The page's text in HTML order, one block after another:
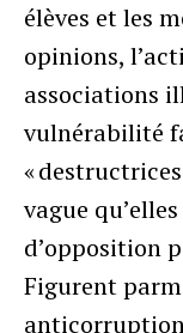
élèves et les
opinions,
associations
vulnérabilité
«
vague
d’opposition
Figurent